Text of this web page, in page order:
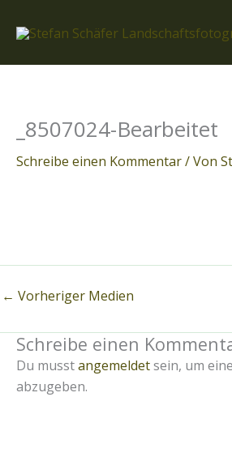
Inhalt
_8507024-Bearbeitet
Schreibe einen Kommentar/ Von
← Vorheriger Medien
Schreibe einen
Du musstangemeldetsein, um
abzugeben.